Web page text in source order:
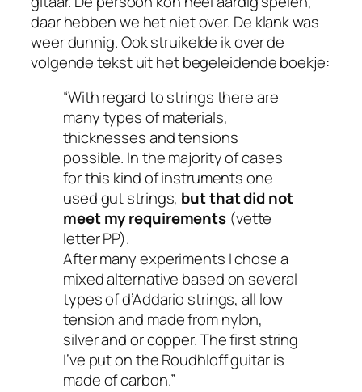
daar hebben we het niet over. De klank was
weer dunnig. Ook struikelde ik over de
volgende tekst uit het begeleidende boekje:
“With regard to strings there are
many types of materials,
thicknesses and tensions
possible. In the majority of cases
for this kind of instruments one
used gut strings, but that did not
meet my requirements (vette
letter PP).
After many experiments I chose a
mixed alternative based on several
types of d’Addario strings, all low
tension and made from nylon,
silver and or copper. The first string
I’ve put on the Roudhloff guitar is
made of carbon.”